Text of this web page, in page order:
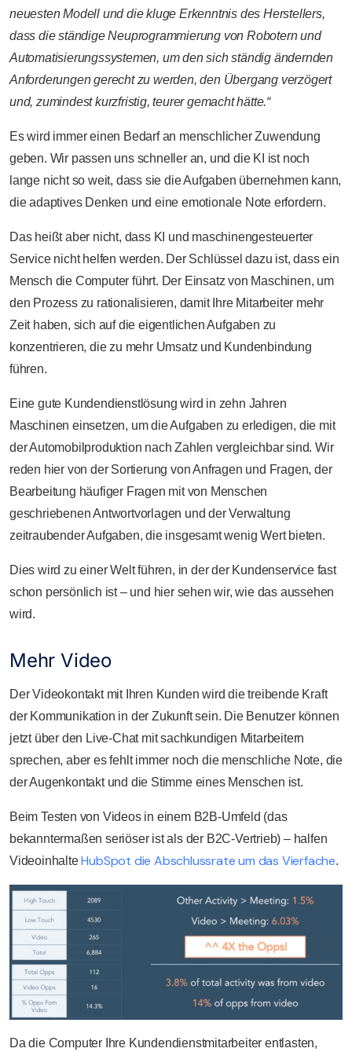
neuesten Modell und die kluge Erkenntnis des Herstellers,
dass die ständige Neuprogrammierung von Robotern und
Automatisierungssystemen, um den sich ständig ändernden
Anforderungen gerecht zu werden, den Übergang verzögert
und, zumindest kurzfristig, teurer gemacht hätte.“
Es wird immer einen Bedarf an menschlicher Zuwendung
geben. Wir passen uns schneller an, und die KI ist noch
lange nicht so weit, dass sie die Aufgaben übernehmen kann,
die adaptives Denken und eine emotionale Note erfordern.
Das heißt aber nicht, dass KI und maschinengesteuerter
Service nicht helfen werden. Der Schlüssel dazu ist, dass ein
Mensch die Computer führt. Der Einsatz von Maschinen, um
den Prozess zu rationalisieren, damit Ihre Mitarbeiter mehr
Zeit haben, sich auf die eigentlichen Aufgaben zu
konzentrieren, die zu mehr Umsatz und Kundenbindung
führen.
Eine gute Kundendienstlösung wird in zehn Jahren
Maschinen einsetzen, um die Aufgaben zu erledigen, die mit
der Automobilproduktion nach Zahlen vergleichbar sind. Wir
reden hier von der Sortierung von Anfragen und Fragen, der
Bearbeitung häufiger Fragen mit von Menschen
geschriebenen Antwortvorlagen und der Verwaltung
zeitraubender Aufgaben, die insgesamt wenig Wert bieten.
Dies wird zu einer Welt führen, in der der Kundenservice fast
schon persönlich ist – und hier sehen wir, wie das aussehen
wird.
Mehr Video
Der Videokontakt mit Ihren Kunden wird die treibende Kraft
der Kommunikation in der Zukunft sein. Die Benutzer können
jetzt über den Live-Chat mit sachkundigen Mitarbeitern
sprechen, aber es fehlt immer noch die menschliche Note, die
der Augenkontakt und die Stimme eines Menschen ist.
Beim Testen von Videos in einem B2B-Umfeld (das
bekanntermaßen seriöser ist als der B2C-Vertrieb) – halfen
Videoinhalte HubSpot die Abschlussrate um das Vierfache.
Da die Computer Ihre Kundendienstmitarbeiter entlasten,